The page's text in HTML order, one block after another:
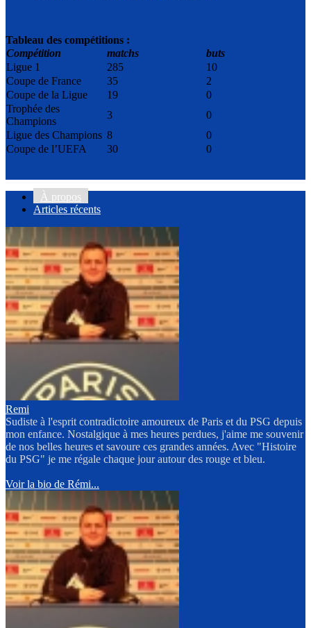
Tableau des compétitions :
Compétition
matchs
buts
Ligue 1
285
10
Coupe de France
35
2
Coupe de la Ligue
19
0
Trophée des
Champions
3
0
Ligue des Champions 8
0
Coupe de l’UEFA
30 0
À propos
Articles récents
Remi
Sudiste à l'esprit contradictoire amoureux de Paris et du PSG depuis
mon enfance. Nostalgique à mes heures perdues, j'aime me souvenir
de nos belles heures et savoure ces grandes années. Avec "Histoire
du PSG" je me régale chaque jour autour des rouge et bleu.
Voir la bio de Rémi...